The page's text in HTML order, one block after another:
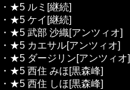
・★5 ルミ[継続]
・★5 ケイ[継続]
・★5 武部 沙織[アンツィオ]
・★5 カエサル[アンツィオ]
・★5 ダージリン[アンツィオ]
・★5 西住 みほ[黒森峰]
・★5 西住 しほ[黒森峰]